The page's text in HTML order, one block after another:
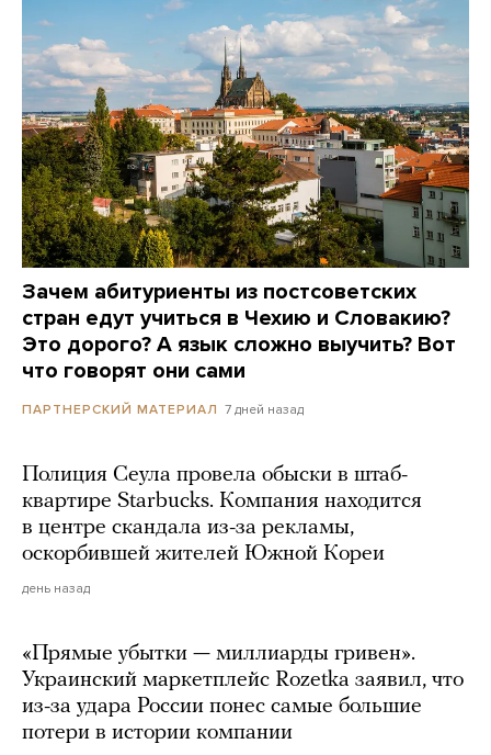
Зачем абитуриенты из постсоветских
стран едут учиться в Чехию и Словакию?
Это дорого? А язык сложно выучить? Вот
что говорят они сами
ПАРТНЕРСКИЙ МАТЕРИАЛ 7 дней назад
Полиция Сеула провела обыски в штаб-
квартире Starbucks. Компания находится
в центре скандала из-за рекламы,
оскорбившей жителей Южной Кореи
день назад
«Прямые убытки — миллиарды гривен».
Украинский маркетплейс Rozetka заявил, что
из-за удара России понес самые большие
потери в истории компании